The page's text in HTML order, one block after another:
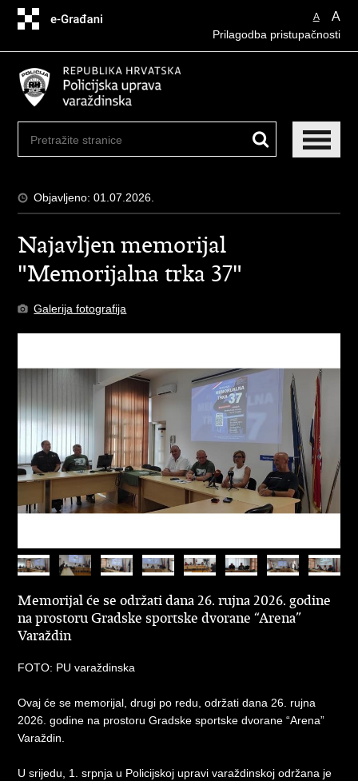
sadržaj
A A
Prilagodba pristupačnosti
Objavljeno: 01.07.2026.
Najavljen memorijal
"Memorijalna trka 37"
Galerija fotografija
Memorijal će se održati dana 26. rujna 2026. godine
na prostoru Gradske sportske dvorane “Arena”
Varaždin
FOTO: PU varaždinska
Ovaj će se memorijal, drugi po redu, održati dana 26. rujna
2026. godine na prostoru Gradske sportske dvorane “Arena”
Varaždin.
U srijedu, 1. srpnja u Policijskoj upravi varaždinskoj održana je